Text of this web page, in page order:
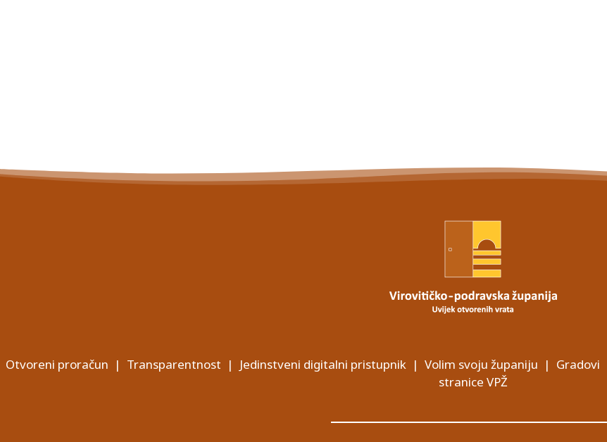
Otvoreni proračun | Transparentnost | Jedinstveni digitalni pristupnik| Volim svoju županiju | Gradovi
stranice VPŽ